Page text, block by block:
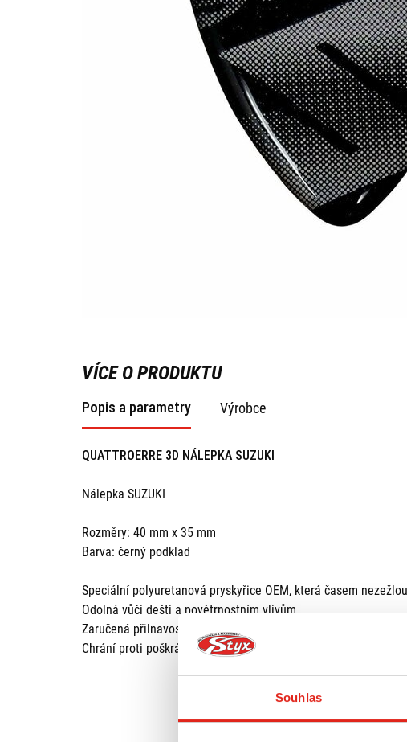
Souhlas
VÍCE O PRODUKTU
Popis a parametry Výrobce
QUATTROERRE 3D NÁLEPKA SUZUKI
Nálepka SUZUKI
Rozměry: 40 mm x 35 mm
Barva: černý podklad
Speciální polyuretanová pryskyřice OEM, která časem
Odolná vůči dešti a povětrnostním vlivům.
Zaručená přilnavost, dlouhodobá a vynikající odolnost.
Chrání proti poškrábání.